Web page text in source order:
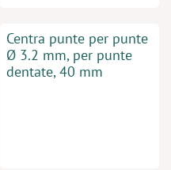
Centra punte per punte
Ø 3.2 mm, per punte
dentate, 40 mm